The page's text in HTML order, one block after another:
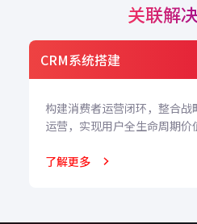
关联解
All in One小程序定制
增加业务触达渠道，提升会
进各种销售场景落地
了解更多